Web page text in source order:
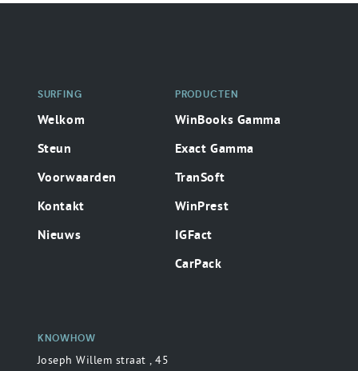
Secondaire
SURFING
Welkom
Steun
Voorwaarden
Kontakt
Nieuws
PRODUCTEN
WinBooks Gamma
Exact Gamma
TranSoft
WinPrest
IGFact
CarPack
KNOWHOW
Joseph Willem straat , 45